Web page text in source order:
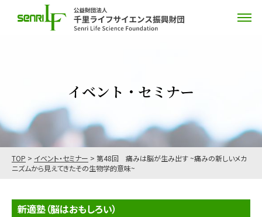
イベント・セミナー
TOP > イベント・セミナー > 第48回 痛みは脳が生み出す ~痛みの新しいメカ
ニズムから見えてきたその生物学的意味~
新適塾（脳はおもしろい）